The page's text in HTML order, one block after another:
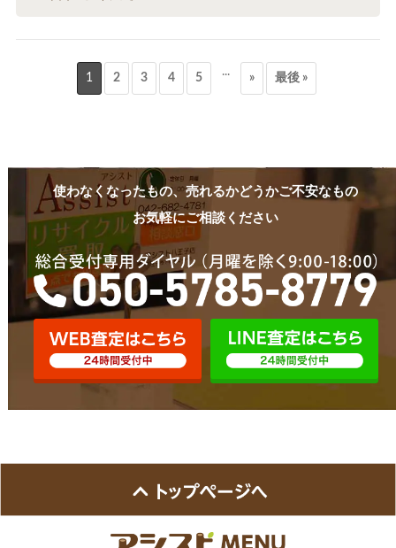
1 2 3 4 5 ... » 最後 »
使わなくなったもの、売れるかどうかご不安なもの
お気軽にご相談ください